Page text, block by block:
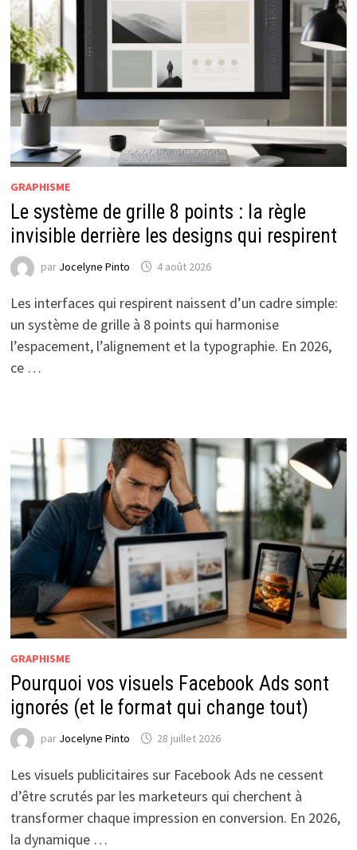
GRAPHISME
Le système de grille 8 points : la règle
invisible derrière les designs qui respirent
par Jocelyne Pinto 4 août 2026
Les interfaces qui respirent naissent d’un cadre simple:
un système de grille à 8 points qui harmonise
l’espacement, l’alignement et la typographie. En 2026,
ce …
GRAPHISME
Pourquoi vos visuels Facebook Ads sont
ignorés (et le format qui change tout)
par Jocelyne Pinto 28 juillet 2026
Les visuels publicitaires sur Facebook Ads ne cessent
d’être scrutés par les marketeurs qui cherchent à
transformer chaque impression en conversion. En 2026,
la dynamique …